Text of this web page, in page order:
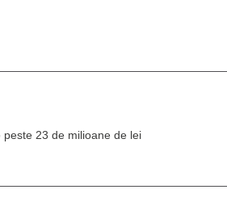
23 de milioane de lei